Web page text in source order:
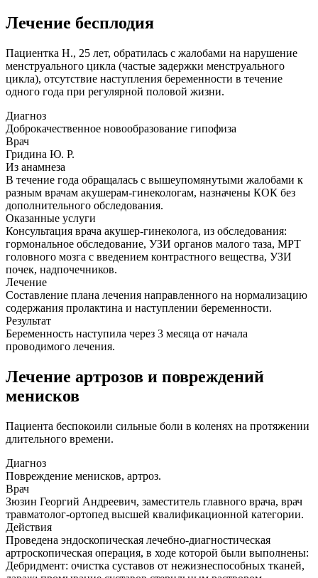
Лечение бесплодия
Пациентка Н., 25 лет, обратилась с жалобами на нарушение
менструального цикла (частые задержки менструального
цикла), отсутствие наступления беременности в течение
одного года при регулярной половой жизни.
Диагноз
Доброкачественное новообразование гипофиза
Врач
Гридина Ю. Р.
Из анамнеза
В течение года обращалась с вышеупомянутыми жалобами к
разным врачам акушерам-гинекологам, назначены КОК без
дополнительного обследования.
Оказанные услуги
Консультация врача акушер-гинеколога, из обследования:
гормональное обследование, УЗИ органов малого таза, МРТ
головного мозга с введением контрастного вещества, УЗИ
почек, надпочечников.
Лечение
Составление плана лечения направленного на нормализацию
содержания пролактина и наступлении беременности.
Результат
Беременность наступила через 3 месяца от начала
проводимого лечения.
Лечение артрозов и повреждений
менисков
Пациента беспокоили сильные боли в коленях на протяжении
длительного времени.
Диагноз
Повреждение менисков, артроз.
Врач
Зюзин Георгий Андреевич, заместитель главного врача, врач
травматолог-ортопед высшей квалификационной категории.
Действия
Проведена эндоскопическая лечебно-диагностическая
артроскопическая операция, в ходе которой были выполнены:
Дебридмент: очистка суставов от нежизнеспособных тканей,